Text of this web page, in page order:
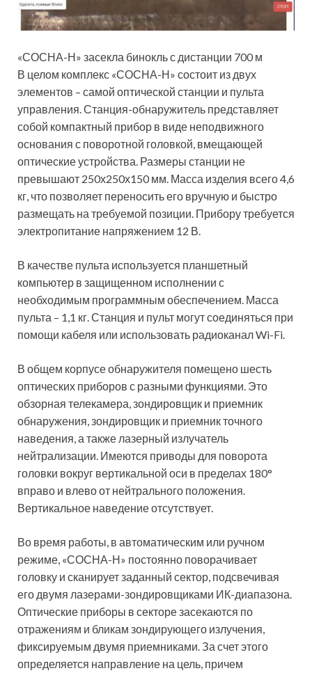
«СОСНА-Н» засекла бинокль с дистанции 700 м
В целом комплекс «СОСНА-Н» состоит из двух
элементов – самой оптической станции и пульта
управления. Станция-обнаружитель представляет
собой компактный прибор в виде неподвижного
основания с поворотной головкой, вмещающей
оптические устройства. Размеры станции не
превышают 250х250х150 мм. Масса изделия всего 4,6
кг, что позволяет переносить его вручную и быстро
размещать на требуемой позиции. Прибору требуется
электропитание напряжением 12 В.
В качестве пульта используется планшетный
компьютер в защищенном исполнении с
необходимым программным обеспечением. Масса
пульта – 1,1 кг. Станция и пульт могут соединяться при
помощи кабеля или использовать радиоканал Wi-Fi.
В общем корпусе обнаружителя помещено шесть
оптических приборов с разными функциями. Это
обзорная телекамера, зондировщик и приемник
обнаружения, зондировщик и приемник точного
наведения, а также лазерный излучатель
нейтрализации. Имеются приводы для поворота
головки вокруг вертикальной оси в пределах 180°
вправо и влево от нейтрального положения.
Вертикальное наведение отсутствует.
Во время работы, в автоматическим или ручном
режиме, «СОСНА-Н» постоянно поворачивает
головку и сканирует заданный сектор, подсвечивая
его двумя лазерами-зондировщиками ИК-диапазона.
Оптические приборы в секторе засекаются по
отражениям и бликам зондирующего излучения,
фиксируемым двумя приемниками. За счет этого
определяется направление на цель, причем